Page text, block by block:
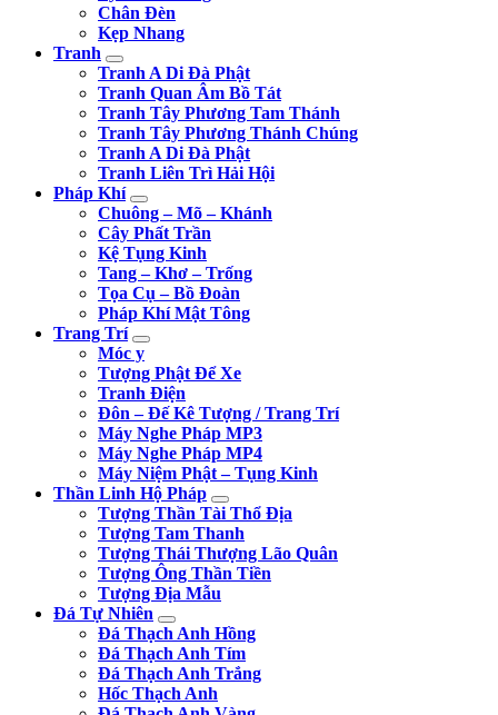
Chân Đèn
Kẹp Nhang
Tranh
Tranh A Di Đà Phật
Tranh Quan Âm Bồ Tát
Tranh Tây Phương Tam Thánh
Tranh Tây Phương Thánh Chúng
Tranh A Di Đà Phật
Tranh Liên Trì Hải Hội
Pháp Khí
Chuông – Mõ – Khánh
Cây Phất Trần
Kệ Tụng Kinh
Tang – Khơ – Trống
Tọa Cụ – Bồ Đoàn
Pháp Khí Mật Tông
Trang Trí
Móc y
Tượng Phật Để Xe
Tranh Điện
Đôn – Đế Kê Tượng / Trang Trí
Máy Nghe Pháp MP3
Máy Nghe Pháp MP4
Máy Niệm Phật – Tụng Kinh
Thần Linh Hộ Pháp
Tượng Thần Tài Thổ Địa
Tượng Tam Thanh
Tượng Thái Thượng Lão Quân
Tượng Ông Thần Tiền
Tượng Địa Mẫu
Đá Tự Nhiên
Đá Thạch Anh Hồng
Đá Thạch Anh Tím
Đá Thạch Anh Trắng
Hốc Thạch Anh